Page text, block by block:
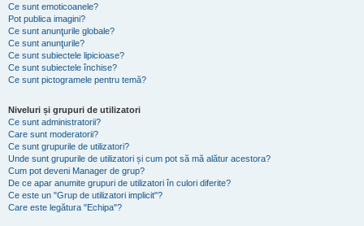
Ce sunt emoticoanele?
Pot publica imagini?
Ce sunt anunţurile globale?
Ce sunt anunţurile?
Ce sunt subiectele lipicioase?
Ce sunt subiectele închise?
Ce sunt pictogramele pentru temă?
Niveluri și grupuri de utilizatori
Ce sunt administratorii?
Care sunt moderatorii?
Ce sunt grupurile de utilizatori?
Unde sunt grupurile de utilizatori și cum pot să mă alătur acestora?
Cum pot deveni Manager de grup?
De ce apar anumite grupuri de utilizatori în culori diferite?
Ce este un "Grup de utilizatori implicit"?
Care este legătura "Echipa"?